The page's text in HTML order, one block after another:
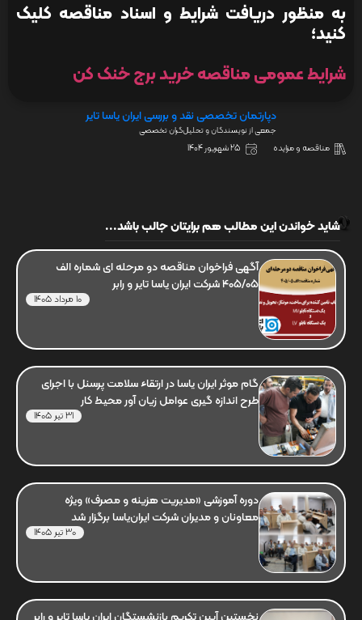
به منظور دریافت شرایط و اسناد مناقصه کلیک
کنید؛
شرایط عمومی مناقصه خرید برج خنک کن
دپارتمان تخصصی نقد و بررسی ایران یاسا تایر
جمعی از نویسندگان و تحلیل‌گران تخصصی
مناقصه و مزایده 25 شهریور 1404
شاید خواندن این مطالب هم برایتان جالب باشد...
آگهی فراخوان مناقصه دو مرحله ای شماره الف
405/05 شرکت ایران یاسا تایر و رابر
10 مرداد 1405
گام موثر ایران یاسا در ارتقاء سلامت پرسنل با اجرای
طرح اندازه گیری عوامل زیان آور محیط کار
31 تیر 1405
دوره آموزشی «مدیریت هزینه و مصرف» ویژه
معاونان و مدیران شرکت ایران‌یاسا برگزار شد
30 تیر 1405